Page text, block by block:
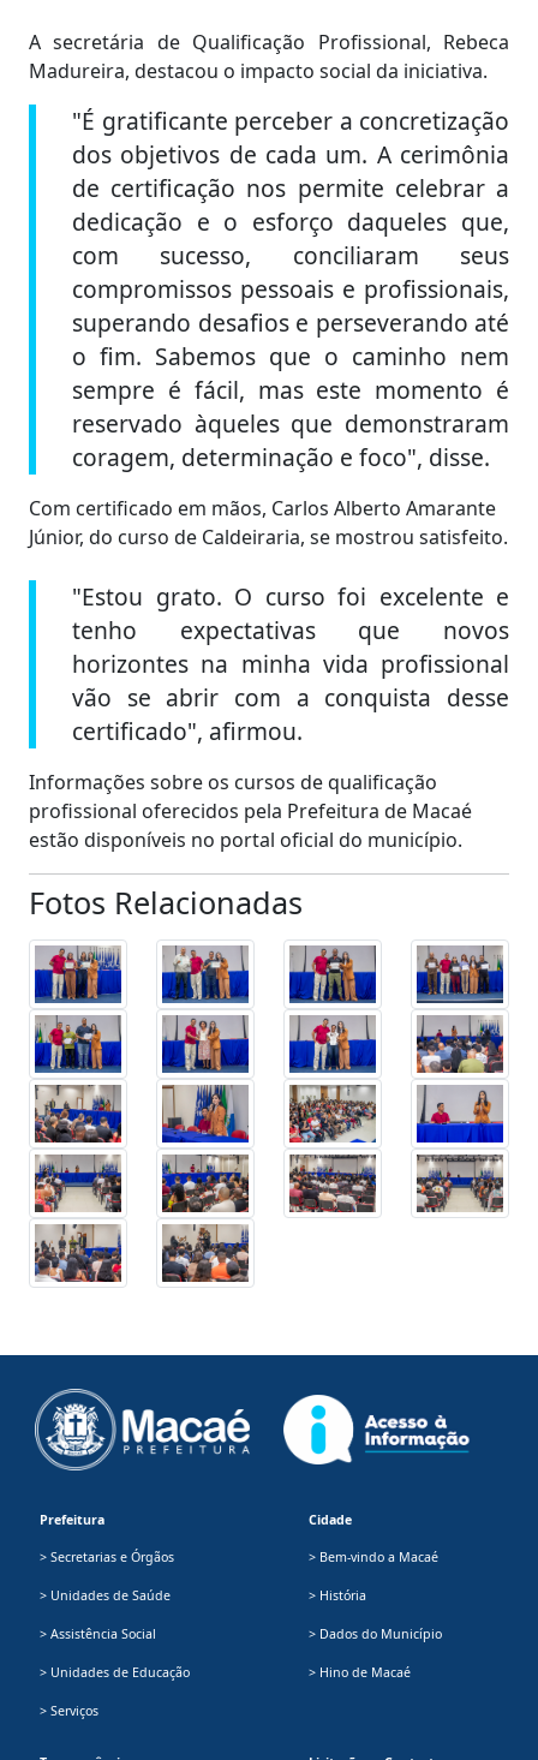
A secretária de Qualificação Profissional, Rebeca
Madureira, destacou o impacto social da iniciativa.
"É gratificante perceber a concretização
dos objetivos de cada um. A cerimônia
de certificação nos permite celebrar a
dedicação e o esforço daqueles que,
com sucesso, conciliaram seus
compromissos pessoais e profissionais,
superando desafios e perseverando até
o fim. Sabemos que o caminho nem
sempre é fácil, mas este momento é
reservado àqueles que demonstraram
coragem, determinação e foco", disse.
Com certificado em mãos, Carlos Alberto Amarante
Júnior, do curso de Caldeiraria, se mostrou satisfeito.
"Estou grato. O curso foi excelente e
tenho expectativas que novos
horizontes na minha vida profissional
vão se abrir com a conquista desse
certificado", afirmou.
Informações sobre os cursos de qualificação
profissional oferecidos pela Prefeitura de Macaé
estão disponíveis no portal oficial do município.
Fotos Relacionadas
Prefeitura
> Secretarias e Órgãos
> Unidades de Saúde
> Assistência Social
> Unidades de Educação
> Serviços
Cidade
> Bem-vindo a Macaé
> História
> Dados do Município
> Hino de Macaé